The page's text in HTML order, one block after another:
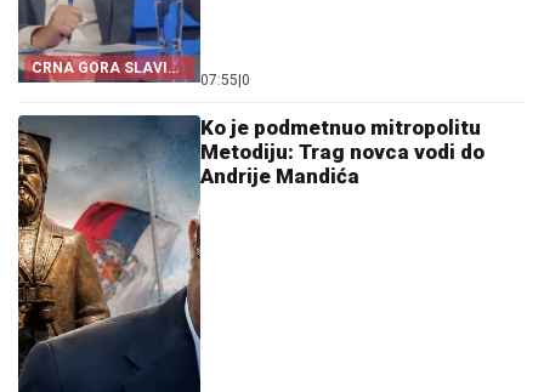
CRNA GORA SLAVI
„OLUJU“
07:55 0
Ko je podmetnuo mitropolitu
Metodiju: Trag novca vodi do
Andrije Mandića